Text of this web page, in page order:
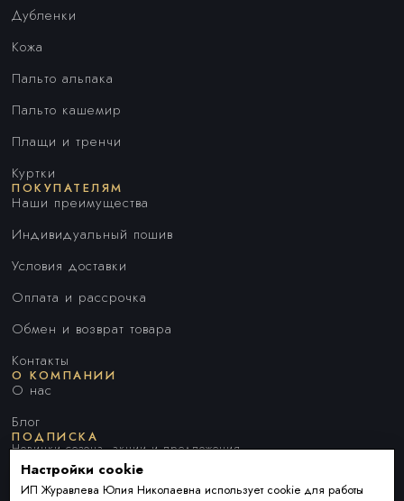
Дубленки
Кожа
Пальто альпака
Пальто кашемир
Плащи и тренчи
Куртки
ПОКУПАТЕЛЯМ
Наши преимущества
Индивидуальный пошив
Условия доставки
Оплата и рассрочка
Обмен и возврат товара
Контакты
О КОМПАНИИ
О нас
Блог
ПОДПИСКА
Новинки сезона, акции и предложения
Настройки cookie
ИП Журавлева Юлия Николаевна использует cookie для работы